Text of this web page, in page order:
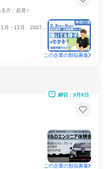
方、必見✨
12月、2027年1月
この企業の類似募集
締切：9月8日
この企業の類似募集